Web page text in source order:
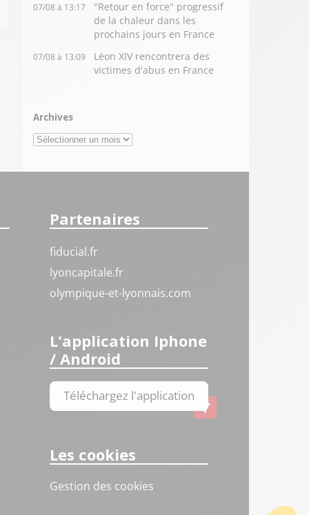
07/08 à 13:17
"Retour en force" progressif
de la chaleur dans les
prochains jours en France
07/08 à 13:09
Léon XIV rencontrera des
victimes d'abus en France
Archives
Archives
Partenaires
fiducial.fr
lyoncapitale.fr
olympique-et-lyonnais.com
L'application Iphone
/ Android
Téléchargez l'application
Les cookies
Gestion des cookies